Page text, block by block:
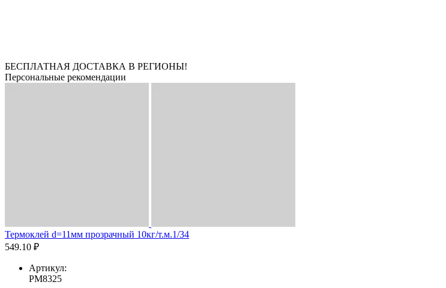
БЕСПЛАТНАЯ ДОСТАВКА В РЕГИОНЫ!
Персональные рекомендации
Термоклей d=11мм прозрачный 10кг/т.м.1/34
549.10 ₽
Артикул:
РМ8325